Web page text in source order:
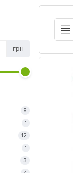
грн
8
1
12
1
3